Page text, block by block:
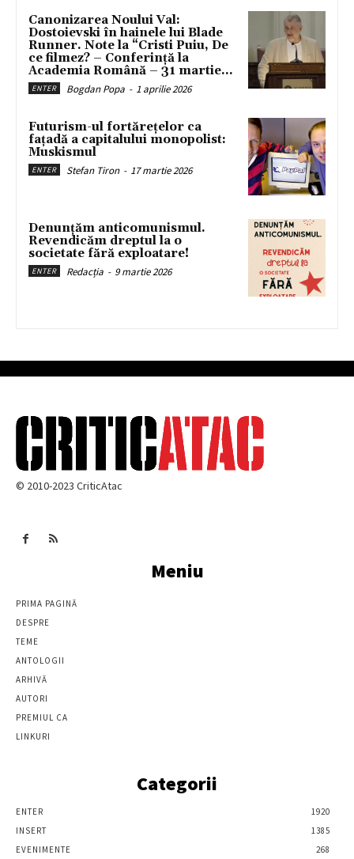
Canonizarea Noului Val:
Dostoievski în hainele lui Blade
Runner. Note la “Cristi Puiu, De
ce filmez? – Conferință la
Academia Română – 31 martie...
ENTER Bogdan Popa - 1 aprilie 2026
Futurism-ul fortărețelor ca
fațadă a capitalului monopolist:
Muskismul
ENTER Stefan Tiron - 17 martie 2026
Denunțăm anticomunismul.
Revendicăm dreptul la o
societate fără exploatare!
ENTER Redacția - 9 martie 2026
© 2010-2023 CriticAtac
Meniu
PRIMA PAGINĂ
DESPRE
TEME
ANTOLOGII
ARHIVĂ
AUTORI
PREMIUL CA
LINKURI
Categorii
ENTER
1920
INSERT
1385
EVENIMENTE
268